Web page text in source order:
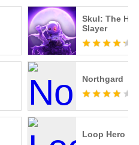
Skul: The
Slayer
Northgard
Loop Hero